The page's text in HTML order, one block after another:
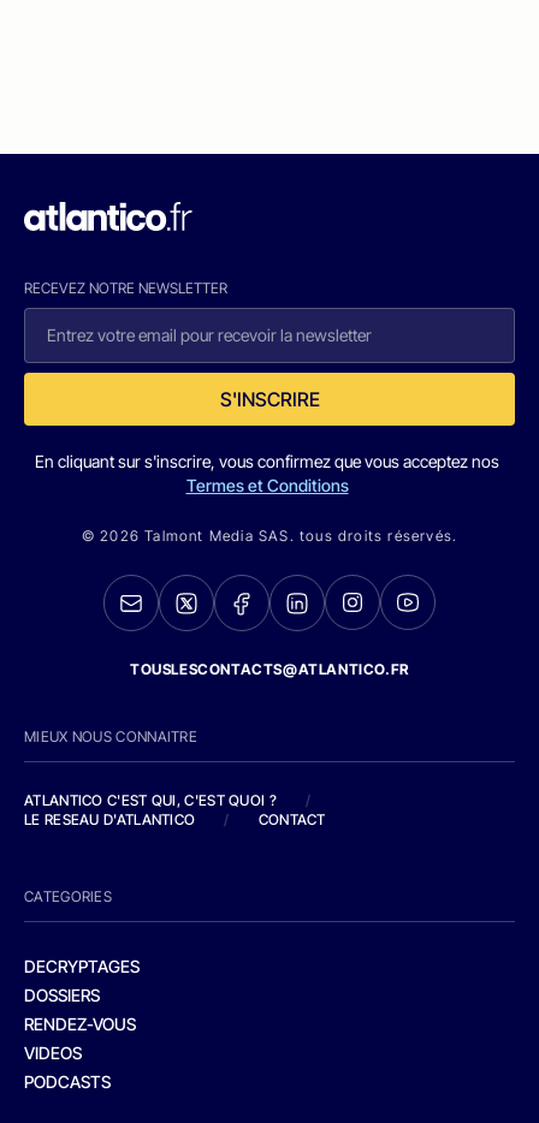
RECEVEZ NOTRE NEWSLETTER
S'INSCRIRE
En cliquant sur s'inscrire, vous confirmez que vous acceptez nos
Termes et Conditions
© 2026 Talmont Media SAS. tous droits réservés.
TOUSLESCONTACTS@ATLANTICO.FR
MIEUX NOUS CONNAITRE
ATLANTICO C'EST QUI, C'EST QUOI ?
/
LE RESEAU D'ATLANTICO
/ CONTACT
CATEGORIES
DECRYPTAGES
DOSSIERS
RENDEZ-VOUS
VIDEOS
PODCASTS